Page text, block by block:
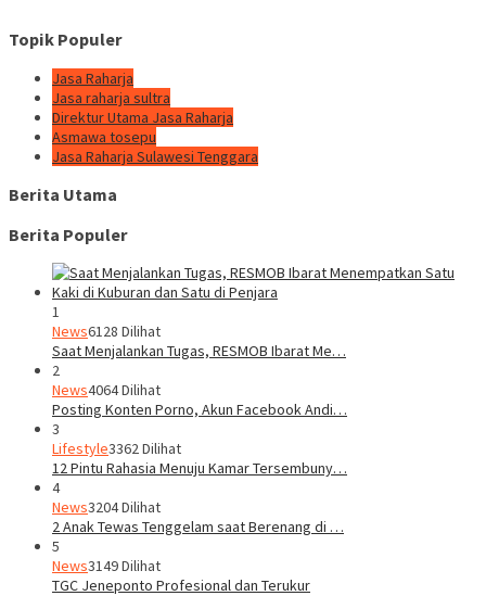
Topik Populer
Jasa Raharja
Jasa raharja sultra
Direktur Utama Jasa Raharja
Asmawa tosepu
Jasa Raharja Sulawesi Tenggara
Berita Utama
Berita Populer
1
News6128 Dilihat
Saat Menjalankan Tugas, RESMOB Ibarat Me…
2
News4064 Dilihat
Posting Konten Porno, Akun Facebook Andi…
3
Lifestyle3362 Dilihat
12 Pintu Rahasia Menuju Kamar Tersembuny…
4
News3204 Dilihat
2 Anak Tewas Tenggelam saat Berenang di …
5
News3149 Dilihat
TGC Jeneponto Profesional dan Terukur